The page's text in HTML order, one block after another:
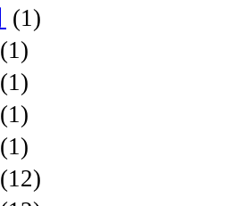
(1)
(1)
(1)
(1)
(1)
(12)